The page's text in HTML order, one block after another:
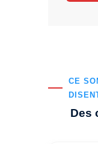
CE
Des